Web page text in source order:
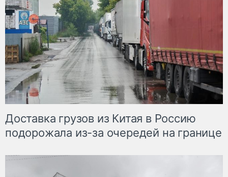
Доставка грузов из Китая в Россию
подорожала из-за очередей на границе